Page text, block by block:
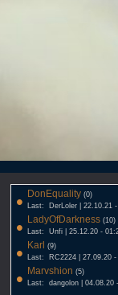
• DonEquality (0)
Last: DerLoler | 22.10.21
• LadyOfDarkness (10)
Last: Unfi | 25.12.20 -
• Karl (9)
Last: RC2224 | 27.09.20 -
• Marvshion (5)
Last: dangolon | 04.08.20